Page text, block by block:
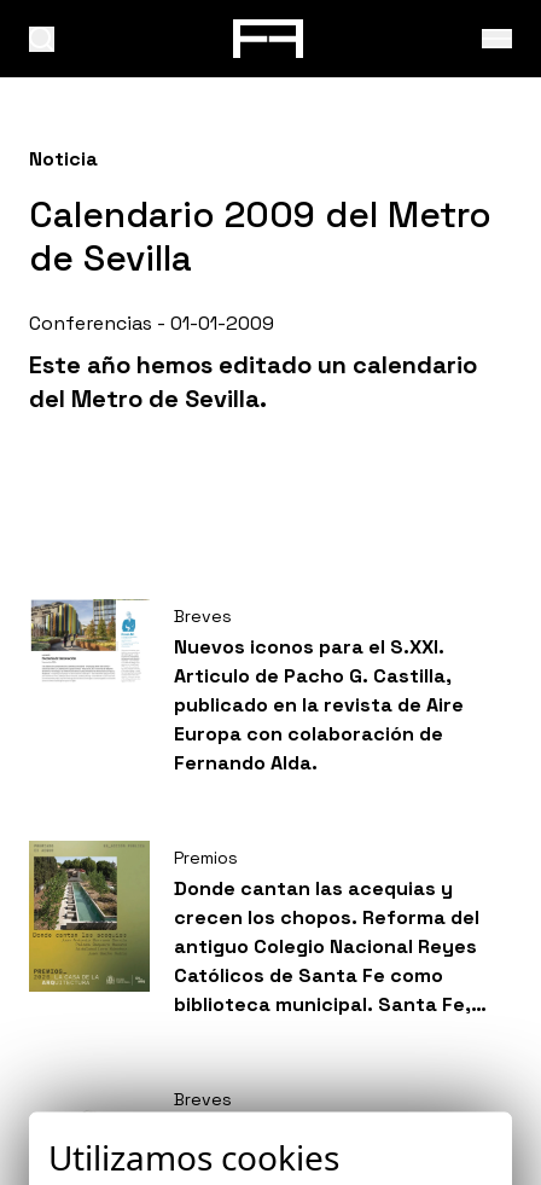
Noticia
Calendario 2009 del Metro
de Sevilla
Conferencias - 01-01-2009
Este año hemos editado un calendario
del Metro de Sevilla.
Breves
Nuevos iconos para el S.XXI.
Articulo de Pacho G. Castilla,
publicado en la revista de Aire
Europa con colaboración de
Fernando Alda.
Premios
Donde cantan las acequias y
crecen los chopos. Reforma del
antiguo Colegio Nacional Reyes
Católicos de Santa Fe como
biblioteca municipal. Santa Fe,
en los Premios de La Casa de la
Arquitectura.
Breves
publicado un extenso reportaje
Utilizamos cookies